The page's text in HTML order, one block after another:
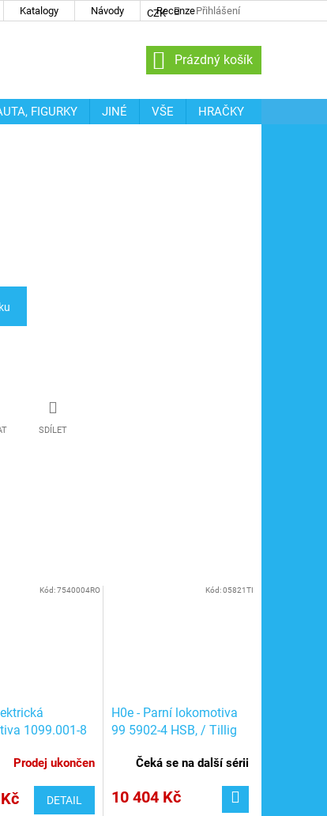
Katalogy Návody Recenze
CZK Přihlášení
NÁKUPNÍ
KOŠÍK
Prázdný košík
FIGURKY JINÉ VŠE
HRAČKY
SDÍLET
1099.001-8
Prodej ukončen
DETAIL
Kód:7540004RO
H0e - Parní lokomotiva
99 5902-4 HSB, / Tillig
Čeká se na další sérii
10 404 Kč
Kód:05821TI